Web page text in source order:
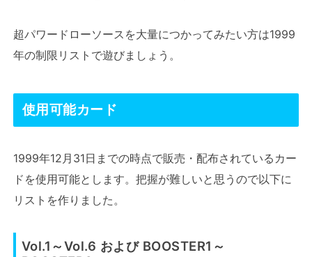
超パワードローソースを大量につかってみたい方は1999
年の制限リストで遊びましょう。
使用可能カード
1999年12月31日までの時点で販売・配布されているカー
ドを使用可能とします。把握が難しいと思うので以下に
リストを作りました。
Vol.1～Vol.6 および BOOSTER1～